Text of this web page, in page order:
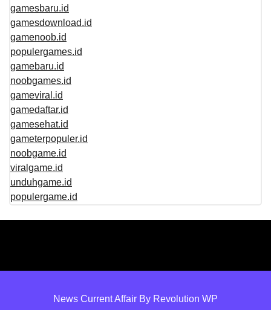
gamesbaru.id
gamesdownload.id
gamenoob.id
populergames.id
gamebaru.id
noobgames.id
gameviral.id
gamedaftar.id
gamesehat.id
gameterpopuler.id
noobgame.id
viralgame.id
unduhgame.id
populergame.id
News Current Affair By Revolution WP